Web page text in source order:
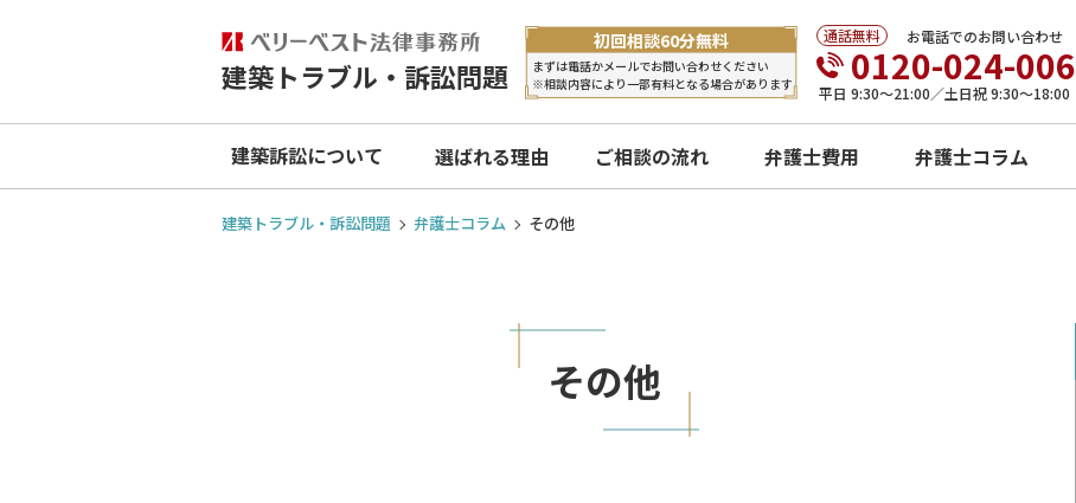
建築トラブル・訴訟問題
お電話でのお問い合わせ
0120-024-006
平日 9:30〜21:00／土日祝 9:30〜18:00
建築訴訟について 選ばれる理由 ご相談の流れ 弁護士費用 弁護士コラム
建築トラブル・訴訟問題 弁護士コラム その他
その他